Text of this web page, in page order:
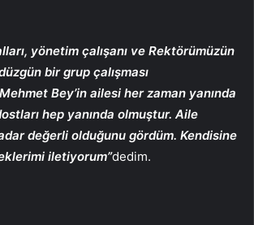
yönetim çalışanı ve Rektörümüzün
bir grup çalışması
Bey’in ailesi her zaman yanında
hep yanında olmuştur. Aile
değerli olduğunu gördüm. Kendisine
iletiyorum”dedim.